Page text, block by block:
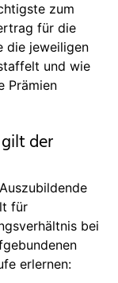
zum
für die
die jeweiligen
und wie
Prämien
der
für
bei
erlernen: